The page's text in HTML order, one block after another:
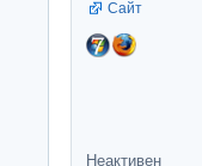
Сайт
Неактивен